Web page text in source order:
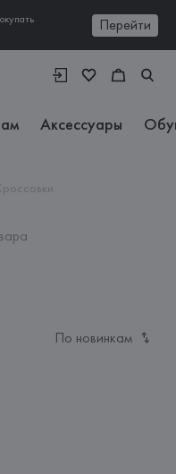
Перейти
Аксессуары
По новинкам